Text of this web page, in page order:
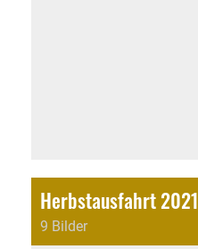
Herbstausfahrt 2021
9 Bilder